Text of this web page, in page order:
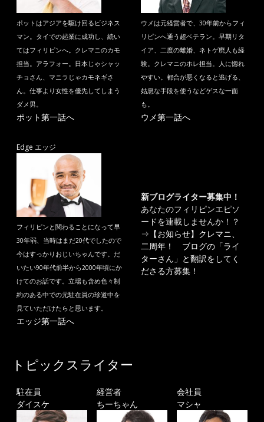
ポットはアジアを駆け回るビジネス
マン。タイでの起業に成功し、続い
てはフィリピンへ。クレマニのカモ
担当。アラフォー。日本じゃシャッ
チョさん、マニラじゃカモネギさ
ん。仕事より女性を優先してしまう
ダメ男。
ポット第一話へ
ウメは元経営者で、30年前からフィ
リピンへ通う超ベテラン。早期リタ
イア、二度の離婚、ネトゲ廃人も経
験。クレマニのホレ担当。人に惚れ
やすい。都合が悪くなると逃げる、
姑息な手段を使うなどゲスな一面
も。
ウメ第一話へ
Edge エッジ
フィリピンと関わることになって早
30年弱、当時はまだ20代でしたので
今はすっかりおじいちゃんです。だ
いたい90年代前半から2000年頃にか
けてのお話です。立場も含め色々制
約のある中での元駐在員の珍道中を
見ていただけたらと思います。
エッジ第一話へ
新ブログライター募集中！
あなたのフィリピンエピソ
ードを連載しませんか！？
⇒ 【お知らせ】クレマニ、
二周年！ ブログの「ライ
ターさん」と翻訳をしてく
ださる方募集！
トピックスライター
駐在員
ダイスケ
経営者
ちーちゃん
会社員
マシャ